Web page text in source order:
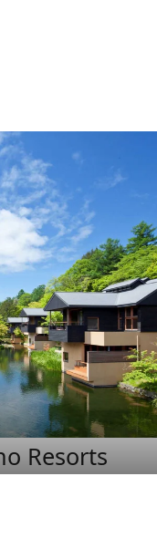
Resorts